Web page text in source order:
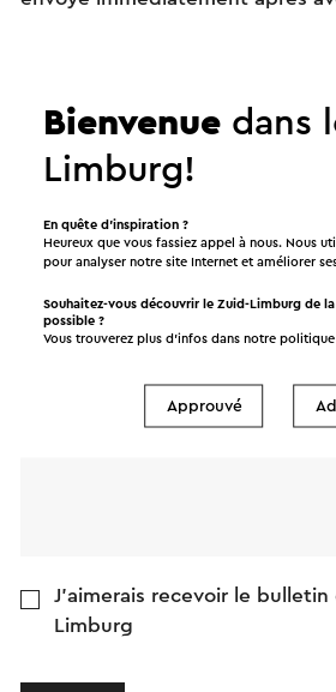
Nom
Adresse e-mail
Message
J'aimerais recevoir le bulletin
Limburg
Bienvenue dans
Limburg!
En quête d’inspiration ?
Heureux que vous fassiez appel à nous. Nous
pour analyser notre site Internet et améliorer
Souhaitez-vous découvrir le Zuid-Limburg de
possible ?
Vous trouverez plus d’infos dans notre
Approuvé